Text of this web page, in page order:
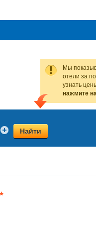
Мы
отели за
узнать
нажмите
Найти